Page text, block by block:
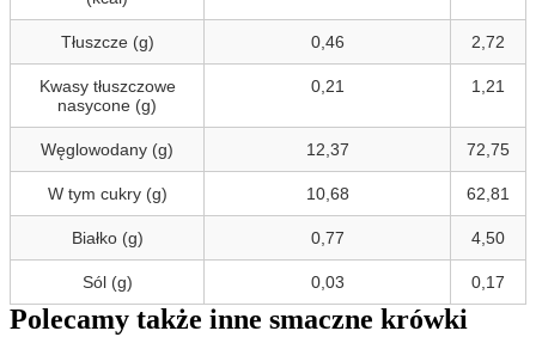
Tłuszcze (g) 0,46 2,72
Kwasy tłuszczowe
nasycone (g)
0,21 1,21
Węglowodany (g) 12,37 72,75
W tym cukry (g) 10,68 62,81
Białko (g) 0,77 4,50
Sól (g) 0,03 0,17
Polecamy także inne smaczne krówki